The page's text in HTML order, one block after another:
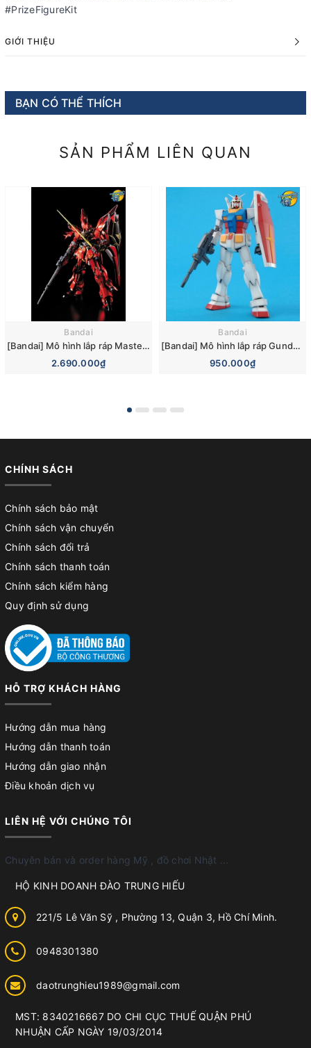
#PrizeFigureKit
GIỚI THIỆU
BẠN CÓ THỂ THÍCH
SẢN PHẨM LIÊN QUAN
Bandai
[Bandai] Mô hình lắp ráp Master Grade 1/100 MSN-06S Sinanju Ver.Ka Titanium Finish (MG) (Gundam Model Kits)
2.690.000₫
Bandai
[Bandai] Mô hình lắp ráp Gundam 0079 Master Grade 1/100 MG RX-78-2 Gundam Ver.2.0 Model Kits
950.000₫
CHÍNH SÁCH
Chính sách bảo mật
Chính sách vận chuyển
Chính sách đổi trả
Chính sách thanh toán
Chính sách kiểm hàng
Quy định sử dụng
HỖ TRỢ KHÁCH HÀNG
Hướng dẫn mua hàng
Hướng dẫn thanh toán
Hướng dẫn giao nhận
Điều khoản dịch vụ
LIÊN HỆ VỚI CHÚNG TÔI
Chuyên bán và order hàng Mỹ , đồ chơi Nhật ...
HỘ KINH DOANH ĐÀO TRUNG HIẾU
221/5 Lê Văn Sỹ , Phường 13, Quận 3, Hồ Chí Minh.
0948301380
daotrunghieu1989@gmail.com
MST: 8340216667 DO CHI CỤC THUẾ QUẬN PHÚ
NHUẬN CẤP NGÀY 19/03/2014